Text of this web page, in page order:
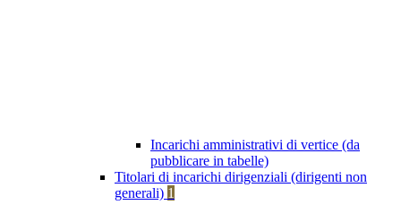
Incarichi amministrativi di vertice (da
pubblicare in tabelle)
Titolari di incarichi dirigenziali (dirigenti non
generali) 1